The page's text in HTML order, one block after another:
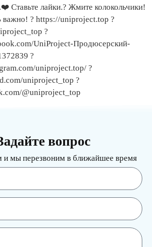
Ставьте лайки.? Жмите колокольчики!
важно! ? https://uniproject.top ?
?
UniProject-Продюсерский-
?
uniproject.top/ ?
uniproject_top ?
@uniproject_top
вопрос
и мы перезвоним в ближайшее время